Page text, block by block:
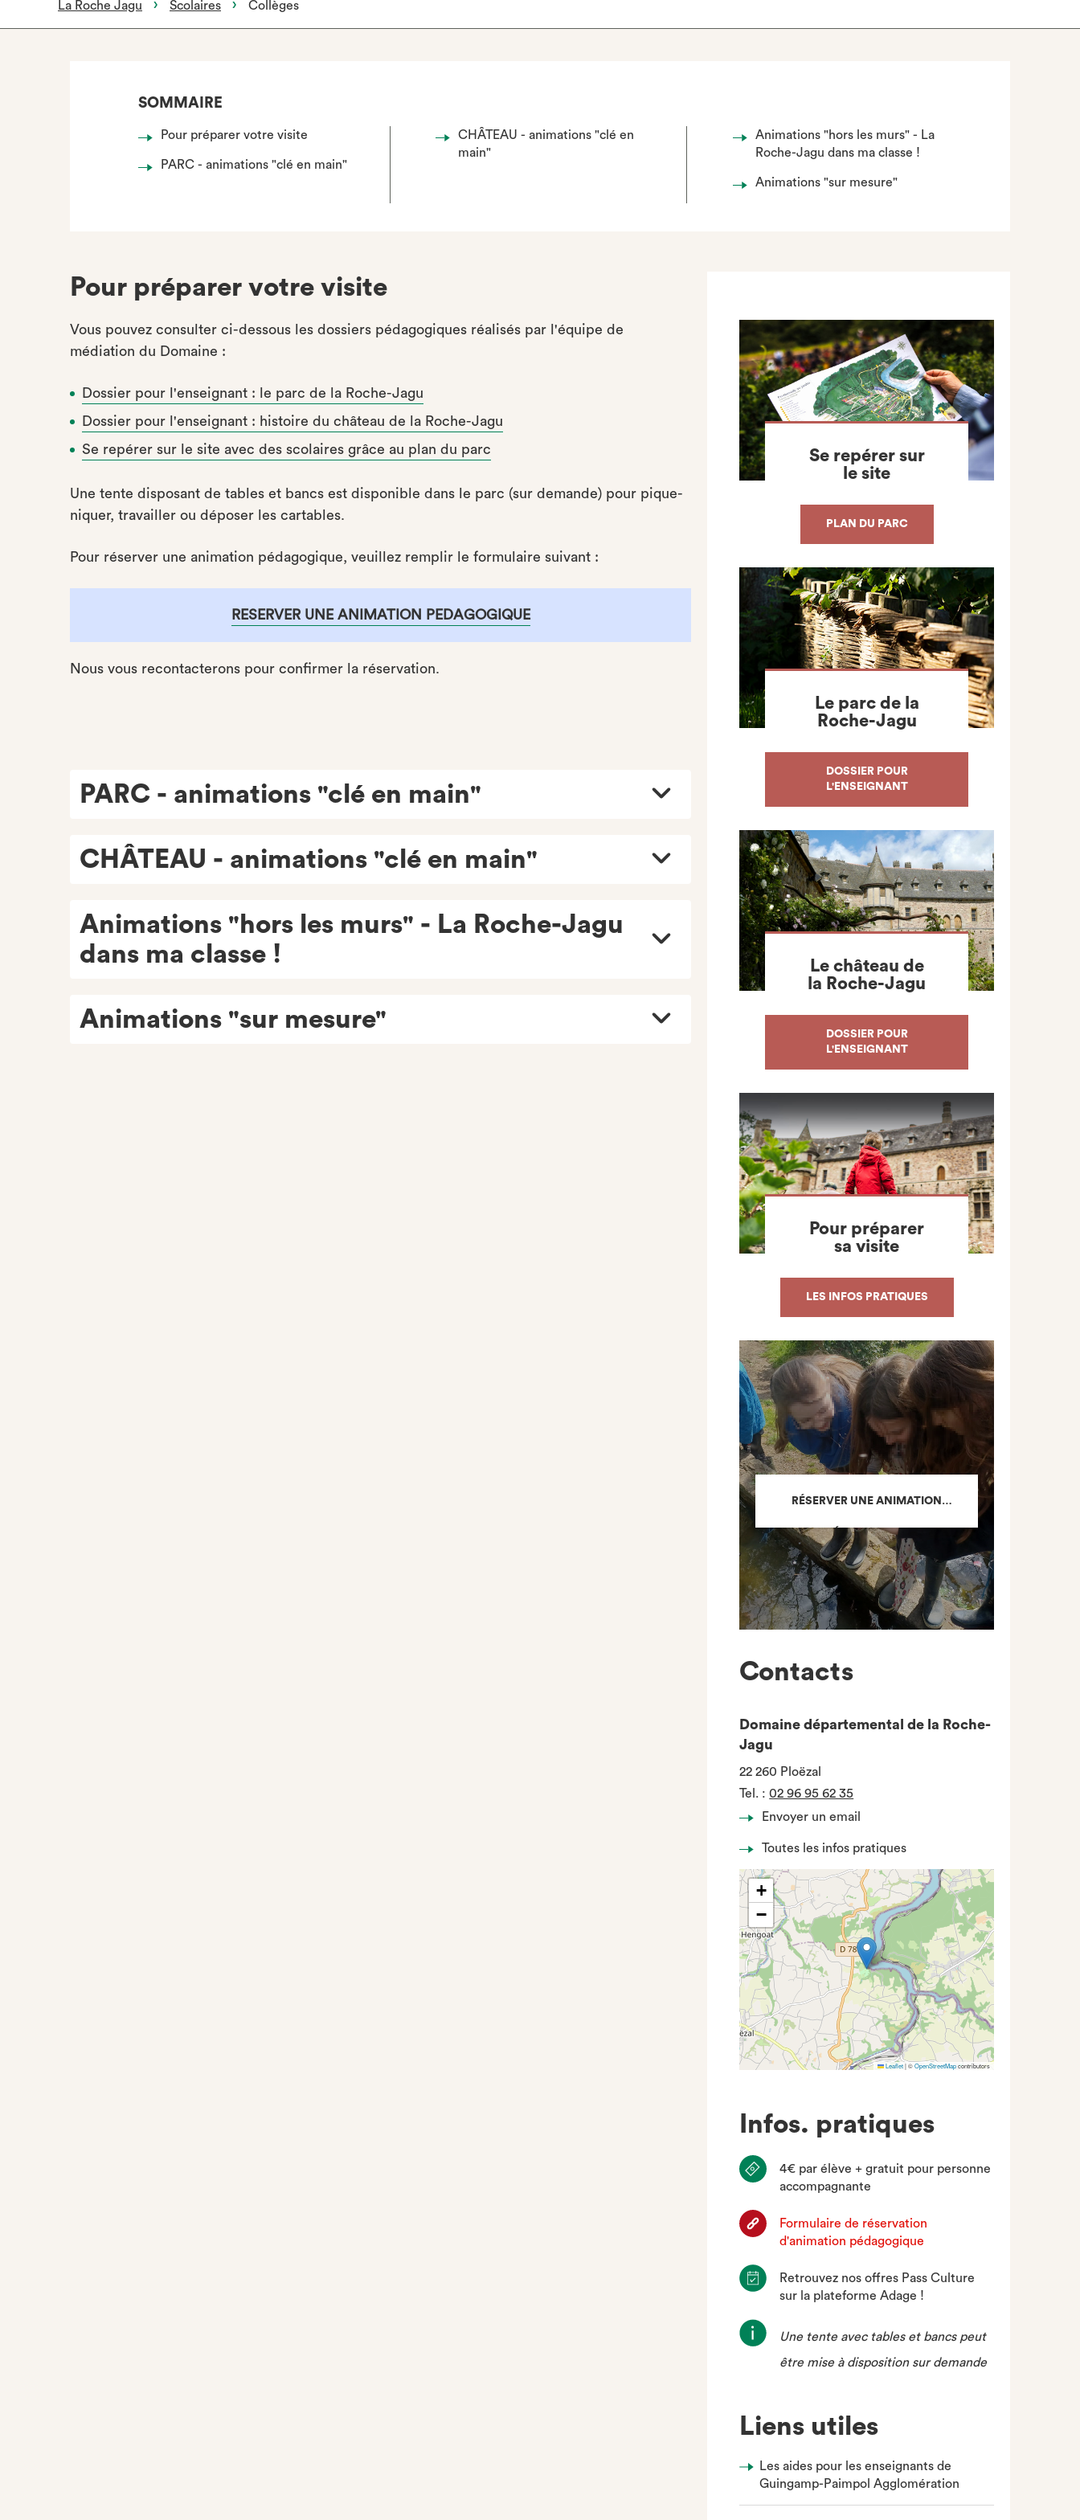
La Roche Jagu Scolaires Collèges
SOMMAIRE
Pour préparer votre visite
PARC - animations "clé en main"
CHÂTEAU - animations "clé en
main"
Animations "hors les murs" - La
Roche-Jagu dans ma classe !
Animations "sur mesure"
Pour préparer votre visite
Vous pouvez consulter ci-dessous les dossiers pédagogiques réalisés par l'équipe de
médiation du Domaine :
Dossier pour l'enseignant : le parc de la Roche-Jagu
Dossier pour l'enseignant : histoire du château de la Roche-Jagu
Se repérer sur le site avec des scolaires grâce au plan du parc
Une tente disposant de tables et bancs est disponible dans le parc (sur demande) pour pique-
niquer, travailler ou déposer les cartables.
Pour réserver une animation pédagogique, veuillez remplir le formulaire suivant :
RESERVER UNE ANIMATION PEDAGOGIQUE
Nous vous recontacterons pour confirmer la réservation.
PARC - animations "clé en main"
CHÂTEAU - animations "clé en main"
Animations "hors les murs" - La Roche-Jagu
dans ma classe !
Animations "sur mesure"
Se repérer sur
le site
PLAN DU PARC
Le parc de la
Roche-Jagu
DOSSIER POUR
L'ENSEIGNANT
Le château de
la Roche-Jagu
DOSSIER POUR
L'ENSEIGNANT
Pour préparer
sa visite
LES INFOS PRATIQUES
RÉSERVER UNE ANIMATION
PÉDAGOGIQUE
Contacts
Domaine départemental de la Roche-
Jagu
22 260 Ploëzal
Tel. :02 96 95 62 35
Envoyer un email
Toutes les infos pratiques
+
−
Leaflet|©OpenStreetMapcontributors
Infos. pratiques
4€ par élève + gratuit pour personne
accompagnante
Formulaire de réservation
d'animation pédagogique
Retrouvez nos offres Pass Culture
sur la plateforme Adage !
Une tente avec tables et bancs peut
être mise à disposition sur demande
Liens utiles
Les aides pour les enseignants de
Guingamp-Paimpol Agglomération